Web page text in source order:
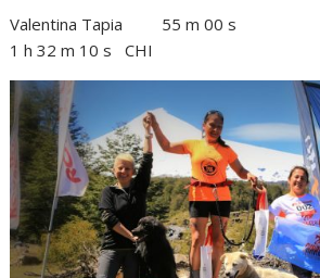
Valentina Tapia 55 m 00
1 h 32 m 10 s CHI